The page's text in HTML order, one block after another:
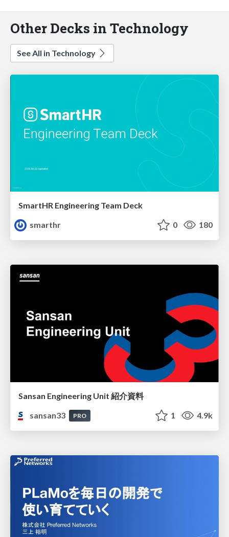
Other Decks in Technology
See All in Technology
SmartHR Engineering Team Deck
smarthr
0 180
Sansan Engineering Unit 紹介資料
sansan33
PRO 1 4.9k